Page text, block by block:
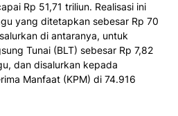
Rp 51,71 triliun. Realisasi ini
yang ditetapkan sebesar Rp 70
di antaranya, untuk
Tunai (BLT) sebesar Rp 7,82
dan disalurkan kepada
Manfaat (KPM) di 74.916